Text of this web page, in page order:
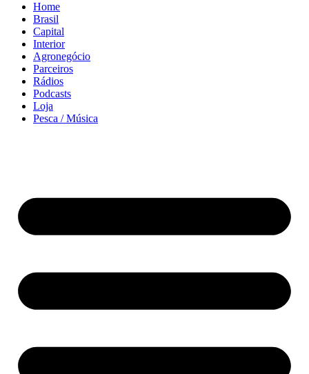
Home
Brasil
Capital
Interior
Agronegócio
Parceiros
Rádios
Podcasts
Loja
Pesca / Música